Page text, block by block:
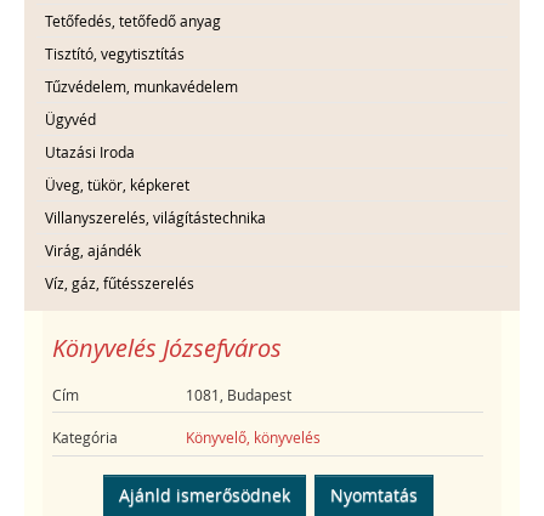
Tetőfedés, tetőfedő anyag
Tisztító, vegytisztítás
Tűzvédelem, munkavédelem
Ügyvéd
Utazási Iroda
Üveg, tükör, képkeret
Villanyszerelés, világítástechnika
Virág, ajándék
Víz, gáz, fűtésszerelés
Könyvelés Józsefváros
Cím 1081, Budapest
Kategória Könyvelő, könyvelés
Ajánld ismerősödnek Nyomtatás